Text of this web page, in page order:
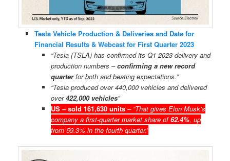
Tesla Vehicle Production & Deliveries and Date for
Financial Results & Webcast for First Quarter 2023
“Tesla (TSLA) has confirmed its Q1 2023 delivery and
production numbers –confirming a new record
quarterfor both and beating expectations.”
“Tesla produced over 440,000 vehicles and delivered
over422,000 vehicles”
US – sold 161,630 units – “That gives Elon Musk’s
company a first-quarter market share of62.4%, up
from 59.3% in the fourth quarter.”